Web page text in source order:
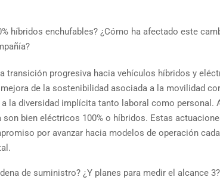
híbridos enchufables? ¿Cómo ha afectado este
transición progresiva hacia vehículos híbridos y
de la sostenibilidad asociada a la movilidad
la diversidad implícita tanto laboral como personal.
bien eléctricos 100% o híbridos. Estas
por avanzar hacia modelos de operación
de suministro? ¿Y planes para medir el alcance 3?